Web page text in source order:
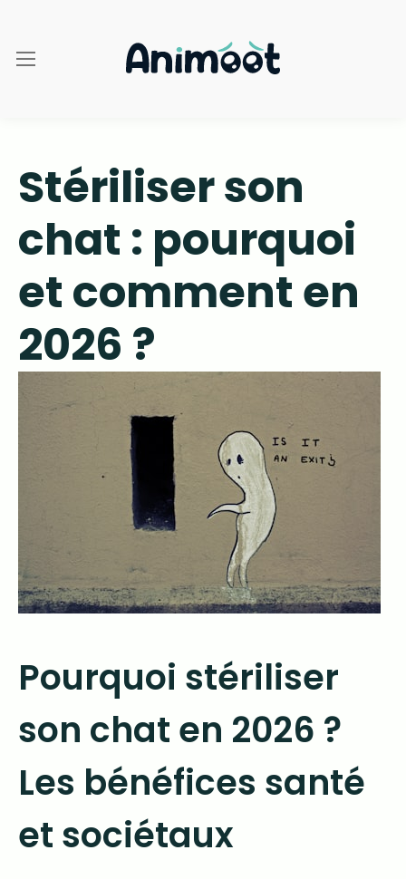
Stériliser son
chat : pourquoi
et comment en
2026 ?
Pourquoi stériliser
son chat en 2026 ?
Les bénéfices santé
et sociétaux